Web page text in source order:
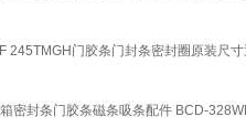
门胶条门封条密封圈原装尺
密封条门胶条磁条吸条配件 BCD-